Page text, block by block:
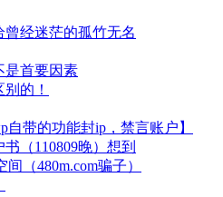
经迷茫的孤竹无名
是首要因素
的！
自带的功能封ip，禁言账户】
（110809晚）想到
（480m.com骗子）